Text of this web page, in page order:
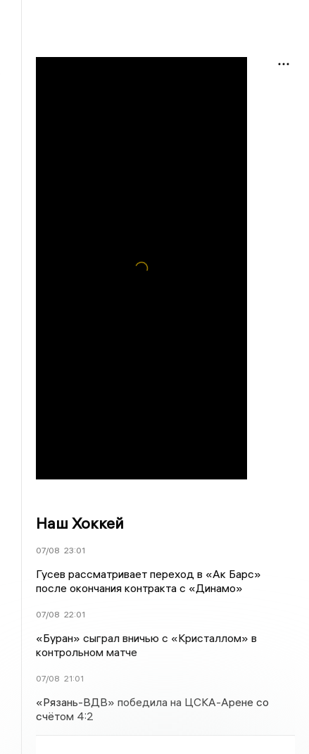
Наш Хоккей
07/08 23:01
Гусев рассматривает переход в «Ак Барс»
после окончания контракта с «Динамо»
07/08 22:01
«Буран» сыграл вничью с «Кристаллом» в
контрольном матче
07/08 21:01
«Рязань-ВДВ» победила на ЦСКА-Арене со
счётом 4:2